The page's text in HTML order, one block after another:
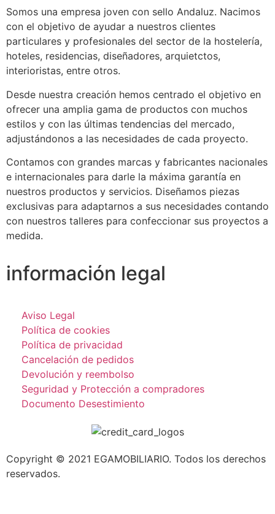
Somos una empresa joven con sello Andaluz. Nacimos
con el objetivo de ayudar a nuestros clientes
particulares y profesionales del sector de la hostelería,
hoteles, residencias, diseñadores, arquietctos,
interioristas, entre otros.
Desde nuestra creación hemos centrado el objetivo en
ofrecer una amplia gama de productos con muchos
estilos y con las últimas tendencias del mercado,
adjustándonos a las necesidades de cada proyecto.
Contamos con grandes marcas y fabricantes nacionales
e internacionales para darle la máxima garantía en
nuestros productos y servicios. Diseñamos piezas
exclusivas para adaptarnos a sus necesidades contando
con nuestros talleres para confeccionar sus proyectos a
medida.
información legal
Aviso Legal
Política de cookies
Política de privacidad
Cancelación de pedidos
Devolución y reembolso
Seguridad y Protección a compradores
Documento Desestimiento
Copyright © 2021 EGAMOBILIARIO. Todos los derechos
reservados.